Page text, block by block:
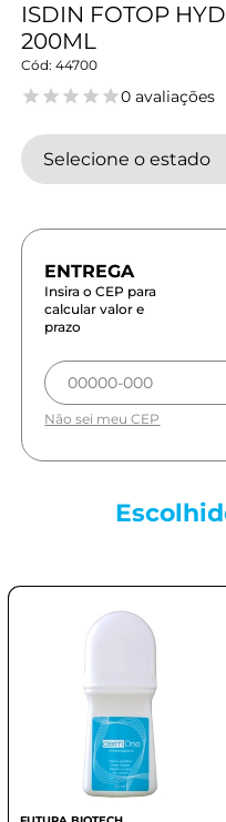
ISDIN FOTOP
200ML
44700
0 avaliações
Selecione o estado
Insira o CEP para
calcular valor e
prazo
Não sei meu CEP